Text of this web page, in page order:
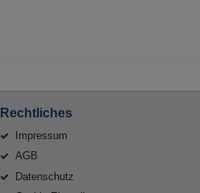
Rechtliches
Impressum
AGB
Datenschutz